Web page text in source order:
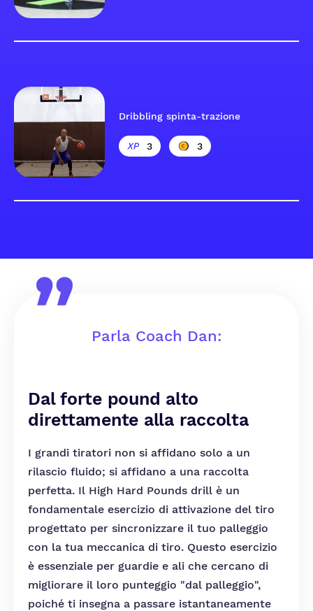
Dribbling spinta-trazione
3 3
Parla Coach Dan:
Dal forte pound alto
direttamente alla raccolta
I grandi tiratori non si affidano solo a un
rilascio fluido; si affidano a una raccolta
perfetta. Il High Hard Pounds drill è un
fondamentale esercizio di attivazione del tiro
progettato per sincronizzare il tuo palleggio
con la tua meccanica di tiro. Questo esercizio
è essenziale per guardie e ali che cercano di
migliorare il loro punteggio "dal palleggio",
poiché ti insegna a passare istantaneamente